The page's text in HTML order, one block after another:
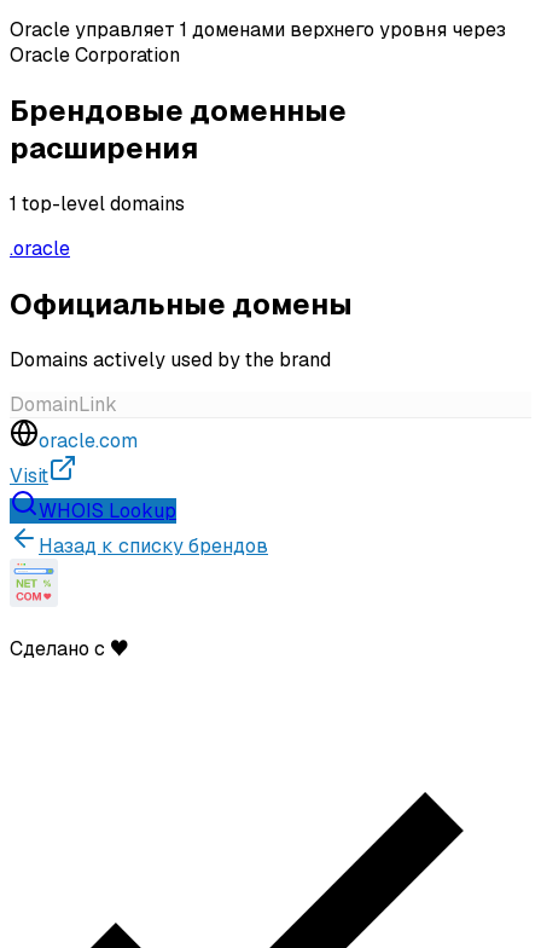
Oracle управляет 1 доменами верхнего уровня через
Oracle Corporation
Брендовые доменные
расширения
1 top-level domains
.oracle
Официальные домены
Domains actively used by the brand
DomainLink
oracle.com
Visit
WHOIS Lookup
Назад к списку брендов
Сделано с ♥